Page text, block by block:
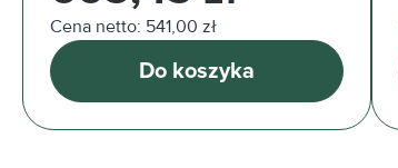
Cena netto: 541,00 zł
Do koszyka